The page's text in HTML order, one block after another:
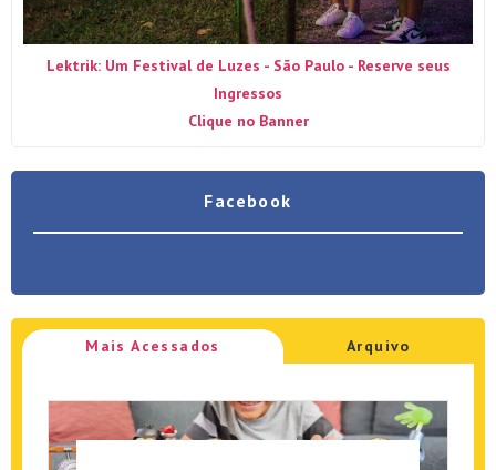
Lektrik: Um Festival de Luzes - São Paulo - Reserve seus
Ingressos
Clique no Banner
Facebook
Mais Acessados Arquivo